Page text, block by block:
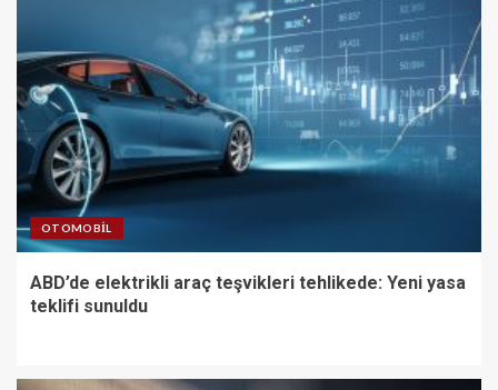
OTOMOBIL
ABD’de elektrikli araç teşvikleri tehlikede: Yeni yasa
teklifi sunuldu